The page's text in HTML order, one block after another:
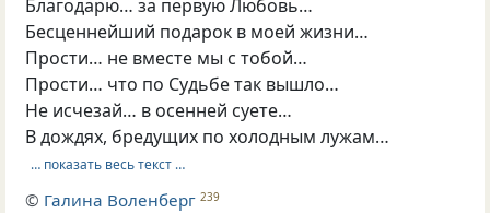
Благодарю… за первую Любовь…
Бесценнейший подарок в моей жизни…
Прости… не вместе мы с тобой…
Прости… что по Судьбе так вышло…
Не исчезай… в осенней суете…
В дождях, бредущих по холодным лужам…
… показать весь текст …
© Галина Воленберг 239